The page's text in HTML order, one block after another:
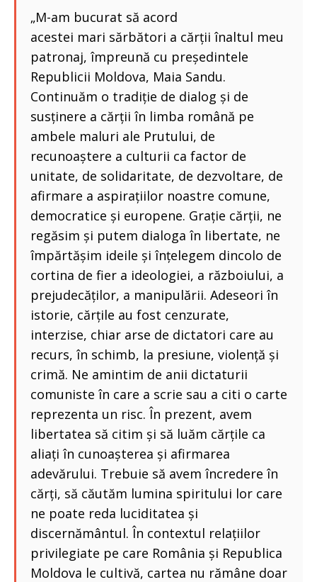
„M-am bucurat să acord
acestei mari sărbători a cărții înaltul meu
patronaj, împreună cu președintele
Republicii Moldova, Maia Sandu.
Continuăm o tradiție de dialog și de
susținere a cărții în limba română pe
ambele maluri ale Prutului, de
recunoaștere a culturii ca factor de
unitate, de solidaritate, de dezvoltare, de
afirmare a aspirațiilor noastre comune,
democratice și europene. Grație cărții, ne
regăsim și putem dialoga în libertate, ne
împărtășim ideile și înțelegem dincolo de
cortina de fier a ideologiei, a războiului, a
prejudecăților, a manipulării. Adeseori în
istorie, cărțile au fost cenzurate,
interzise, chiar arse de dictatori care au
recurs, în schimb, la presiune, violență și
crimă. Ne amintim de anii dictaturii
comuniste în care a scrie sau a citi o carte
reprezenta un risc. În prezent, avem
libertatea să citim și să luăm cărțile ca
aliați în cunoașterea și afirmarea
adevărului. Trebuie să avem încredere în
cărți, să căutăm lumina spiritului lor care
ne poate reda luciditatea și
discernământul. În contextul relațiilor
privilegiate pe care România și Republica
Moldova le cultivă, cartea nu rămâne doar